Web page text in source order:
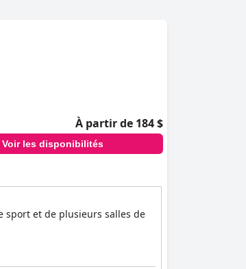
À partir de 184 $
Voir les disponibilités
sport et de plusieurs salles de